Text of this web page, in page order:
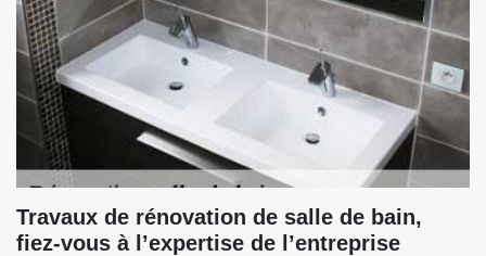
Travaux de rénovation de salle de bain,
fiez-vous à l’expertise de l’entreprise